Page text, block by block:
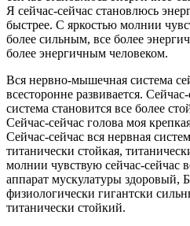
Я сейчас-сейчас становлюсь
быстрее. С яркостью молнии
более сильным, все более
более энергичным человеком.
Вся нервно-мышечная система
всесторонне развивается.
система становится все более
Сейчас-сейчас голова моя
Сейчас-сейчас вся нервная
титанически стойкая,
молнии чувствую сейчас-сейчас
аппарат мускулатуры здоровый,
физиологически гигантски
титанически стойкий.